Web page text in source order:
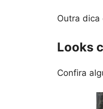
Outra dica
Looks
Confira